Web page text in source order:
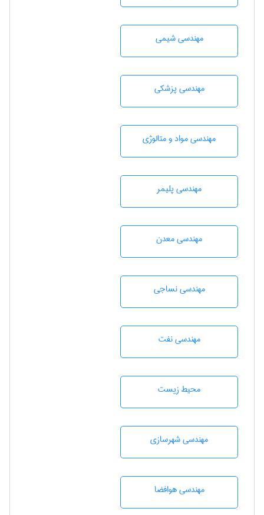
مهندسي شيمی
مهندسی پزشکی
مهندسی مواد و متالوژی
مهندسی پليمر
مهندسی معدن
مهندسي نساجی
مهندسی نفت
محيط زيست
مهندسی شهرسازی
مهندسی هوافضا